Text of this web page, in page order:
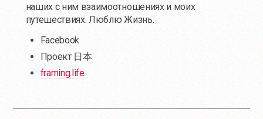
наших с ним взаимоотношениях и моих
путешествиях. Люблю Жизнь.
Facebook
Проект 日本
framing.life